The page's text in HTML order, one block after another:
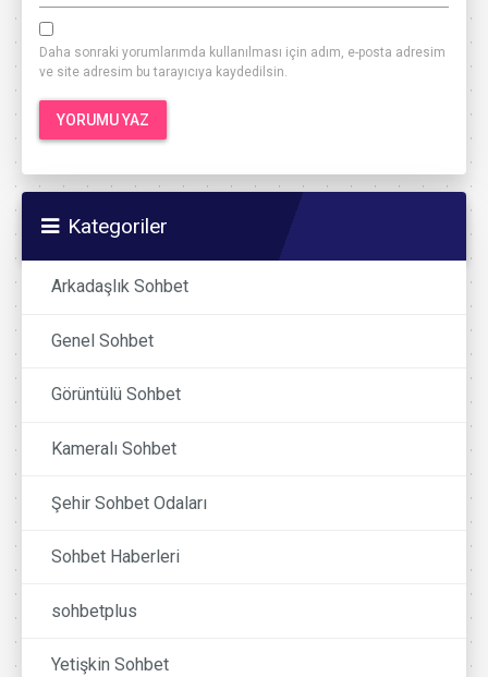
Daha sonraki yorumlarımda kullanılması için adım, e-posta adresim
ve site adresim bu tarayıcıya kaydedilsin.
Kategoriler
Arkadaşlık Sohbet
Genel Sohbet
Görüntülü Sohbet
Kameralı Sohbet
Şehir Sohbet Odaları
Sohbet Haberleri
sohbetplus
Yetişkin Sohbet